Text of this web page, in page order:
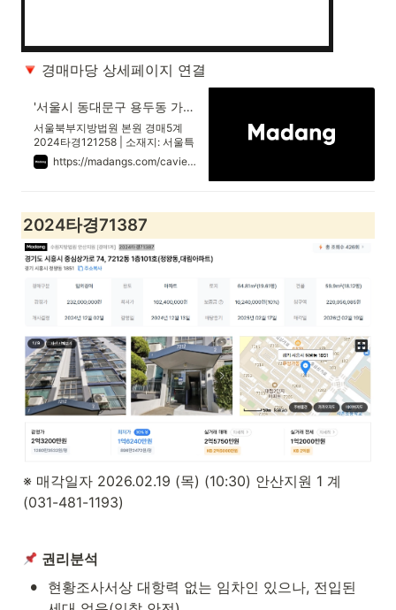
경매마당 상세페이지 연결
'서울시 동대문구 용두동 가우디캐슬' 의 시세, 권리분석, 상세정보
서울북부지방법원 본원 경매5계
2024타경121258 | 소재지: 서울특
별시 동대문구 왕산로22길 16, 11
층1101호 (용두동,가우디캐슬) | 최
https://madangs.com/caview?m_code=0520240121258001
2024타경71387
※ 매각일자 2026.02.19 (목) (10:30) 안산지원 1 계
(031-481-1193)
권리분석
•
현황조사서상 대항력 없는 임차인 있으나, 전입된